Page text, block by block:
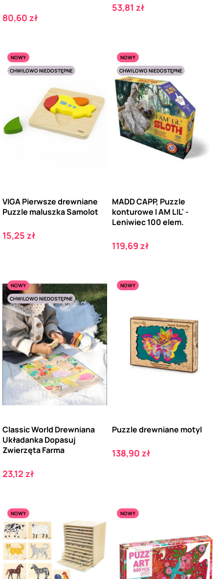
Cena
80,60 zł
Cena
53,81 zł
NOWY
CHWILOWO NIEDOSTĘPNE
VIGA Pierwsze drewniane
Puzzle maluszka Samolot
Cena
15,25 zł
NOWY
CHWILOWO NIEDOSTĘPNE
MADD CAPP, Puzzle
konturowe I AM LIL' -
Leniwiec 100 elem.
Cena
119,69 zł
NOWY
CHWILOWO NIEDOSTĘPNE
Classic World Drewniana
Układanka Dopasuj
Zwierzęta Farma
Cena
23,12 zł
NOWY
Puzzle drewniane motyl
Cena
138,90 zł
NOWY NOWY